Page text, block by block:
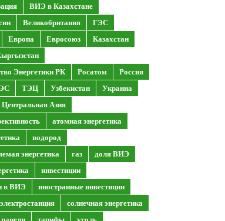
ВИЭ в Казахстане
Великобритания
ГЭС
Европа Евросоюз
Казахстан
Энергетики РК
Росатом
Россия
ТЭЦ Узбекистан
Украина
Центральная Азия
атомная энергетика
водород
энергетика
газ
доля ВИЭ
инвестиции
в ВИЭ
иностранные инвестиции
солнечная энергетика
тарифы уголь